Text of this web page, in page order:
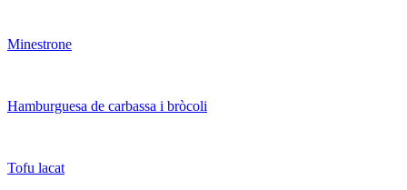
Minestrone
Hamburguesa de carbassa i bròcoli
Tofu lacat